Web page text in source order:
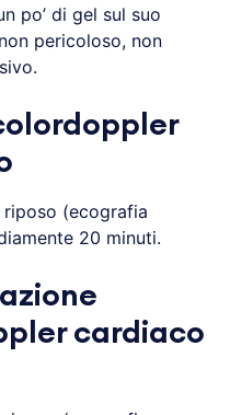
po’ di gel sul suo
pericoloso, non
riposo (ecografia
20 minuti.
cardiaco